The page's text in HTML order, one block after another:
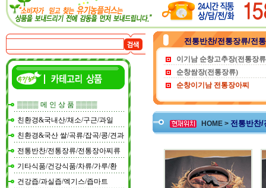
▒▒▒▒ 메 인 상 품 ▒▒▒▒
친환경&국내산/채소/구근/과일
친환경&국산 쌀/곡류/잡곡/콩/견과
전통반찬/전통장류/전통장아찌류
기타식품/건강식품/차류/가루/환
건강즙/과실즙/엑기스/즙마트
전통반찬/전통장류/전
이기남 순창고추장(전통장
순창쌈장(전통장류)
순창이기남 전통장아찌
HOME > 전통반찬